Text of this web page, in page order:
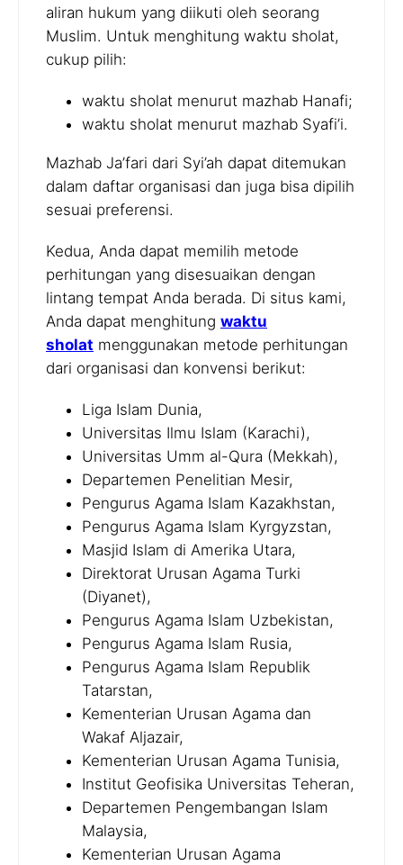
aliran hukum yang diikuti oleh seorang
Muslim. Untuk menghitung waktu sholat,
cukup pilih:
waktu sholat menurut mazhab Hanafi;
waktu sholat menurut mazhab Syafi’i.
Mazhab Ja’fari dari Syi’ah dapat ditemukan
dalam daftar organisasi dan juga bisa dipilih
sesuai preferensi.
Kedua, Anda dapat memilih metode
perhitungan yang disesuaikan dengan
lintang tempat Anda berada. Di situs kami,
Anda dapat menghitung waktu
sholat menggunakan metode perhitungan
dari organisasi dan konvensi berikut:
Liga Islam Dunia,
Universitas Ilmu Islam (Karachi),
Universitas Umm al-Qura (Mekkah),
Departemen Penelitian Mesir,
Pengurus Agama Islam Kazakhstan,
Pengurus Agama Islam Kyrgyzstan,
Masjid Islam di Amerika Utara,
Direktorat Urusan Agama Turki
(Diyanet),
Pengurus Agama Islam Uzbekistan,
Pengurus Agama Islam Rusia,
Pengurus Agama Islam Republik
Tatarstan,
Kementerian Urusan Agama dan
Wakaf Aljazair,
Kementerian Urusan Agama Tunisia,
Institut Geofisika Universitas Teheran,
Departemen Pengembangan Islam
Malaysia,
Kementerian Urusan Agama